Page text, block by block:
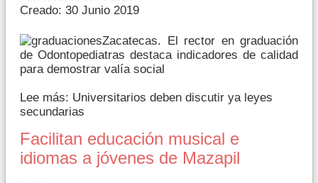
Creado: 30 Junio 2019
Zacatecas. El rector en graduación
de Odontopediatras destaca indicadores de calidad
para demostrar valía social
Lee más: Universitarios deben discutir ya leyes
secundarias
Facilitan educación musical e
idiomas a jóvenes de Mazapil